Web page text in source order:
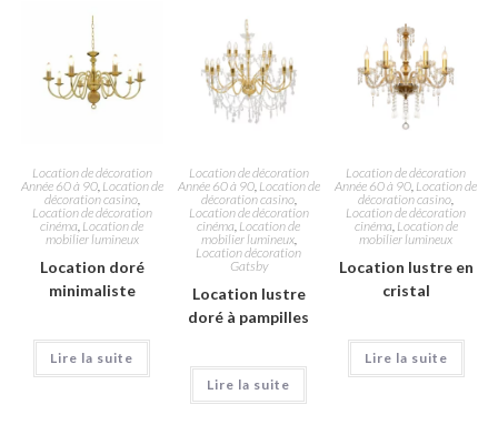
Location de décoration
Année 60 à 90, Location de
décoration casino,
Location de décoration
cinéma Location de
mobilier lumineux
Location doré
minimaliste
Lire la suite
Location de décoration
Année 60 à 90, Location de
décoration casino,
Location de décoration
cinéma Location de
mobilier lumineux,
Location décoration
Gatsby
Location lustre
doré à pampilles
Lire la suite
Location de décoration
Année 60 à 90 Location de
décoration casino
Location de décoration
cinéma Location de
mobilier lumineux
Location lustre en
cristal
Lire la suite